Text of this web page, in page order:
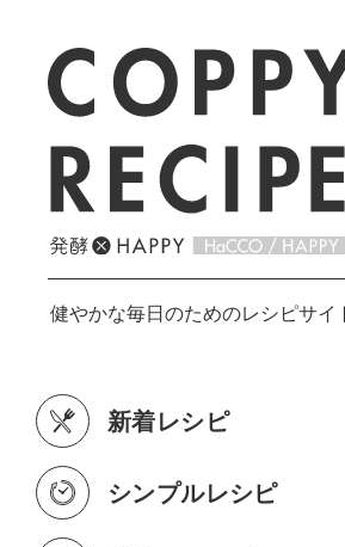
新着レシピ
シンプルレシピ